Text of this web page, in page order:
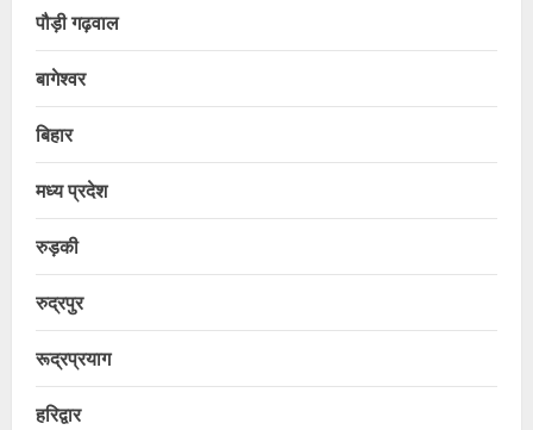
पौड़ी गढ़वाल
बागेश्वर
बिहार
मध्य प्रदेश
रुड़की
रुद्रपुर
रूद्रप्रयाग
हरिद्वार